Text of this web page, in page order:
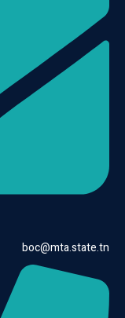
boc@mta.state.tn